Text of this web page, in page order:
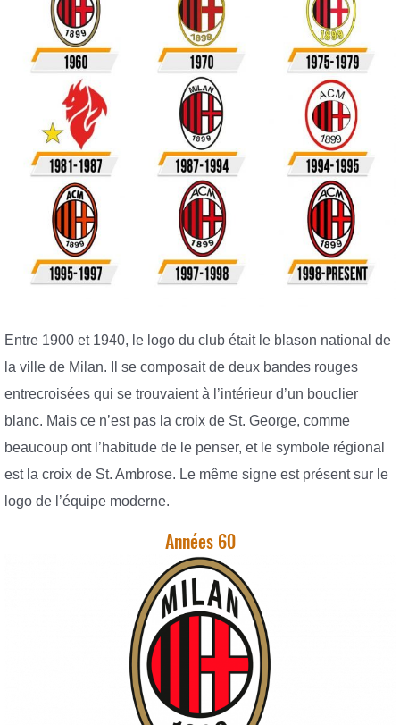
Entre 1900 et 1940, le logo du club était le blason national de
la ville de Milan. Il se composait de deux bandes rouges
entrecroisées qui se trouvaient à l’intérieur d’un bouclier
blanc. Mais ce n’est pas la croix de St. George, comme
beaucoup ont l’habitude de le penser, et le symbole régional
est la croix de St. Ambrose. Le même signe est présent sur le
logo de l’équipe moderne.
Années 60